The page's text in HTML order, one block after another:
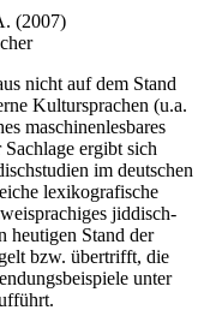
(2007)
nicht auf dem Stand
Kultursprachen (u.a.
maschinenlesbares
ergibt sich
im deutschen
lexikografische
jiddisch-
heutigen Stand der
bzw. übertrifft, die
unter